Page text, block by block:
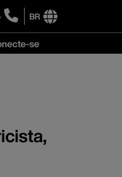
BR
International
site
se